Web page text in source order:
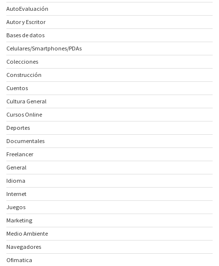
AutoEvaluación
Autor y Escritor
Bases de datos
Celulares/Smartphones/PDAs
Colecciones
Construcción
Cuentos
Cultura General
Cursos Online
Deportes
Documentales
Freelancer
General
Idioma
Internet
Juegos
Marketing
Medio Ambiente
Navegadores
Ofimatica